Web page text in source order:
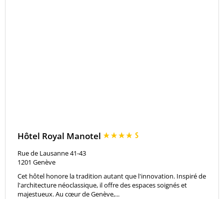
Hôtel Royal Manotel
Rue de Lausanne 41-43
1201 Genève
Cet hôtel honore la tradition autant que l'innovation. Inspiré de
l'architecture néoclassique, il offre des espaces soignés et
majestueux. Au cœur de Genève,...